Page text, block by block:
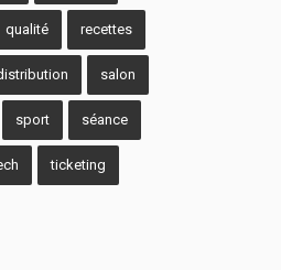
qualité recettes
salon
sport séance
ticketing